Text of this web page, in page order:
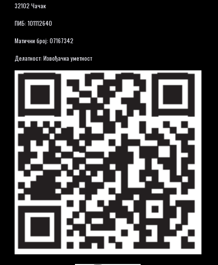
32102 Чачак
ПИБ: 101112640
Матични број: 07167342
Делатност: Извођачка уметност